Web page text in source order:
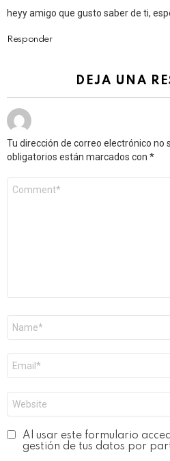
heyy amigo que gusto saber de ti,
Responder
DEJA UNA
Tu dirección de correo electrónico no
obligatorios están marcados con *
electrónico
*
Al usar este formulario
gestión de tus datos por